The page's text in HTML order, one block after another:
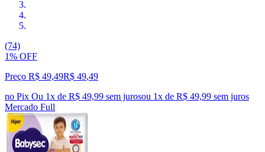
(74)
1% OFF
Preço R$ 49,49R$ 49,49
no Pix Ou 1x de R$ 49,99 sem jurosou 1x de R$ 49,99 sem juros
Mercado Full